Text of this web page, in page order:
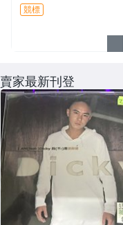
競標
賣家最新刊登